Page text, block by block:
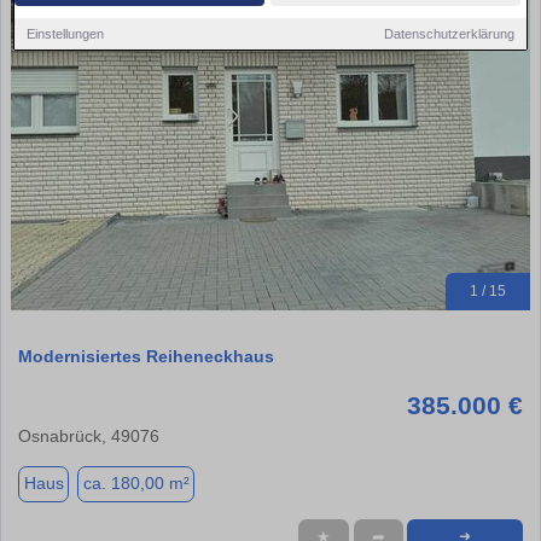
Einstellungen Datenschutzerklärung
1 / 15
Modernisiertes Reiheneckhaus
385.000 €
Osnabrück, 49076
Haus ca. 180,00 m²
★ ➦ ➜